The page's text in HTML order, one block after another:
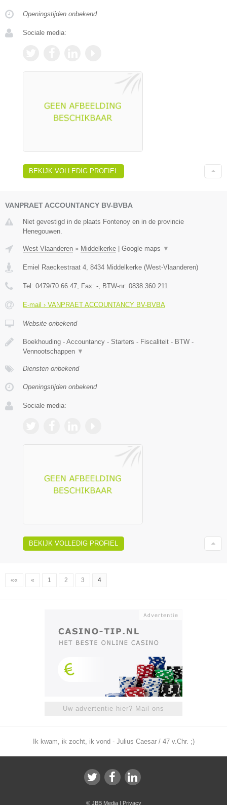
Openingstijden onbekend
Sociale media:
BEKIJK VOLLEDIG PROFIEL
VANPRAET ACCOUNTANCY BV-BVBA
Niet gevestigd in de plaats Fontenoy en in de provincie
Henegouwen.
West-Vlaanderen » Middelkerke | Google maps ▼
Emiel Raeckestraat 4 8434 Middelkerke (West-Vlaanderen)
Tel: 0479/70.66.47 , Fax: - , BTW-nr: 0838.360.211
E-mail › VANPRAET ACCOUNTANCY BV-BVBA
Website onbekend
Boekhouding - Accountancy - Starters - Fiscaliteit - BTW -
Vennootschappen ▼
Diensten onbekend
Openingstijden onbekend
Sociale media:
BEKIJK VOLLEDIG PROFIEL
«« « 1 2 3 4
Uw advertentie hier? Mail ons
Ik kwam, ik zocht, ik vond - Julius Caesar / 47 v.Chr. ;)
© JBB Media| Privacy